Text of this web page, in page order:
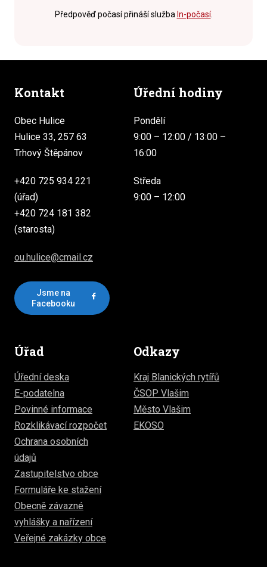
Předpověď počasí přináší služba In-počasí.
Kontakt
Obec Hulice
Hulice 33, 257 63
Trhový Štěpánov
+420 725 934 221
(úřad)
+420 724 181 382
(starosta)
ou.hulice@cmail.cz
Jsme na
Facebooku
Úřední hodiny
Pondělí
9:00 – 12:00 / 13:00 –
16:00
Středa
9:00 – 12:00
Úřad
Úřední deska
E-podatelna
Povinné informace
Rozklikávací rozpočet
Ochrana osobních
údajů
Zastupitelstvo obce
Formuláře ke stažení
Obecně závazné
vyhlášky a nařízení
Veřejné zakázky obce
Odkazy
Kraj Blanických rytířů
ČSOP Vlašim
Město Vlašim
EKOSO